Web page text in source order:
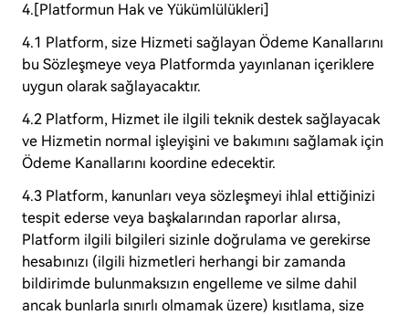
4.[Platformun Hak ve Yükümlülükleri]
4.1 Platform, size Hizmeti sağlayan Ödeme Kanallarını
bu Sözleşmeye veya Platformda yayınlanan içeriklere
uygun olarak sağlayacaktır.
4.2 Platform, Hizmet ile ilgili teknik destek sağlayacak
ve Hizmetin normal işleyişini ve bakımını sağlamak için
Ödeme Kanallarını koordine edecektir.
4.3 Platform, kanunları veya sözleşmeyi ihlal ettiğinizi
tespit ederse veya başkalarından raporlar alırsa,
Platform ilgili bilgileri sizinle doğrulama ve gerekirse
hesabınızı (ilgili hizmetleri herhangi bir zamanda
bildirimde bulunmaksızın engelleme ve silme dahil
ancak bunlarla sınırlı olmamak üzere) kısıtlama, size